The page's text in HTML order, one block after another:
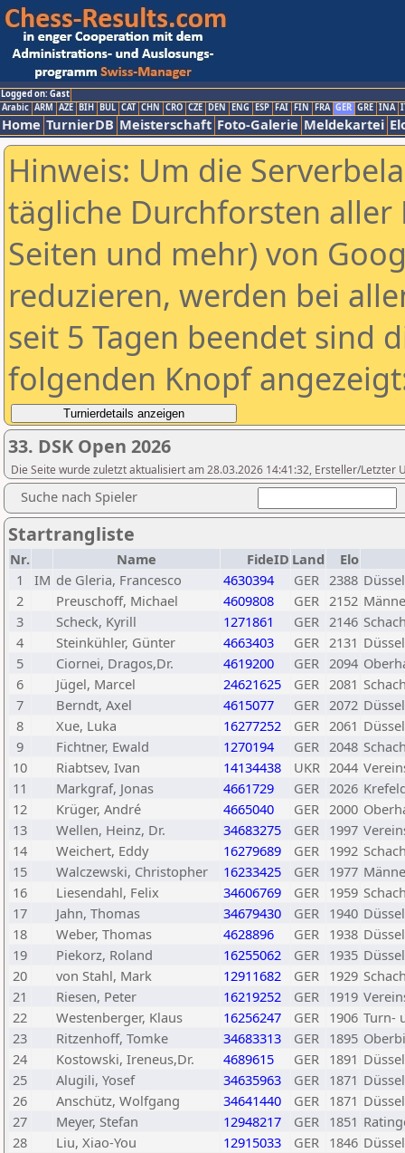
Logged on: Gast
Arabic ARM AZE BIH BUL CAT CHN CRO CZE DEN ENG ESP FAI FIN FRA GER GRE INA
Home TurnierDB Meisterschaft Foto-Galerie Meldekartei
Hinweis: Um die
tägliche Durchforsten aller
Seiten und mehr) von
reduzieren, werden bei
seit 5 Tagen beendet sind
folgenden Knopf
33. DSK Open 2026
Die Seite wurde zuletzt aktualisiert am 28.03.2026 14:41:32, Ersteller/Letzter
Suche nach Spieler
Startrangliste
Nr. Name FideID Land
Elo
1
IM de Gleria, Francesco 4630394 GER 2388
2
Preuschoff, Michael 4609808 GER 2152
3
Scheck, Kyrill 1271861 GER 2146
4
Steinkühler, Günter 4663403 GER 2131
5
Ciornei, Dragos,Dr. 4619200 GER 2094
6
Jügel, Marcel 24621625 GER 2081
7
Berndt, Axel 4615077 GER 2072
8
Xue, Luka 16277252 GER 2061
9
Fichtner, Ewald 1270194 GER 2048
10
Riabtsev, Ivan 14134438 UKR 2044
11
Markgraf, Jonas 4661729 GER 2026
12
Krüger, André 4665040 GER 2000
13
Wellen, Heinz, Dr. 34683275 GER 1997
14
Weichert, Eddy 16279689 GER 1992
15
Walczewski, Christopher 16233425 GER 1977
16
Liesendahl, Felix 34606769 GER 1959
17
Jahn, Thomas 34679430 GER 1940
18
Weber, Thomas 4628896 GER 1938
19
Piekorz, Roland 16255062 GER 1935
20
von Stahl, Mark 12911682 GER 1929
21
Riesen, Peter 16219252 GER 1919
22
Westenberger, Klaus 16256247 GER 1906 Turn-
23
Ritzenhoff, Tomke 34683313 GER 1895
24
Kostowski, Ireneus,Dr. 4689615 GER 1891
25
Alugili, Yosef 34635963 GER 1871
26
Anschütz, Wolfgang 34641440 GER 1871
27
Meyer, Stefan 12948217 GER 1851
28
Liu, Xiao-You 12915033 GER 1846